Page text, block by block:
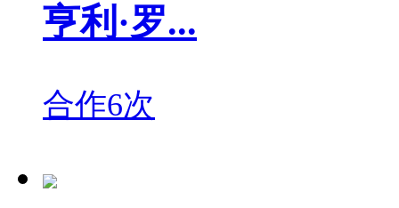
亨利·罗...
合作6次